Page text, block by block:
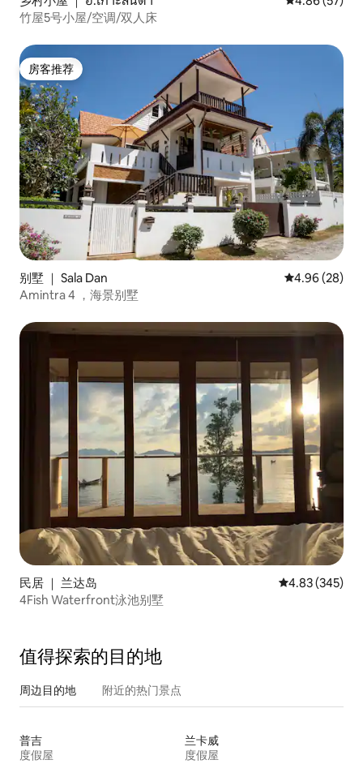
竹屋5号小屋/空调/双人床
房客推荐
房客推荐
别墅 ｜ Sala Dan 平均评分 4.96
4.96 (28)
Amintra 4 ，海景别墅
民居 ｜ 兰达岛 平均评分 4.83
4.83 (345)
4Fish Waterfront泳池别墅
值得探索的目的地
周边目的地 附近的热门景点
普吉
度假屋
兰卡威
度假屋